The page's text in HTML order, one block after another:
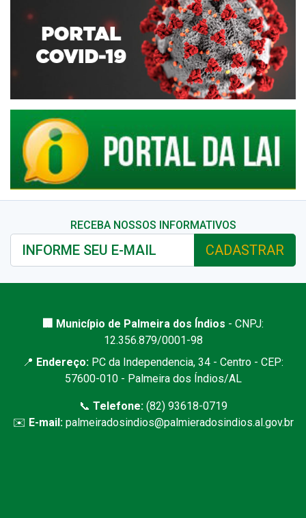
RECEBA NOSSOS INFORMATIVOS
CADASTRAR
🏢 Município de Palmeira dos Índios - CNPJ:
12.356.879/0001-98
📍 Endereço: PC da Independencia, 34 - Centro - CEP:
57600-010 - Palmeira dos Índios/AL
📞 Telefone:(82) 93618-0719
✉️ E-mail: palmeiradosindios@palmieradosindios.al.gov.br